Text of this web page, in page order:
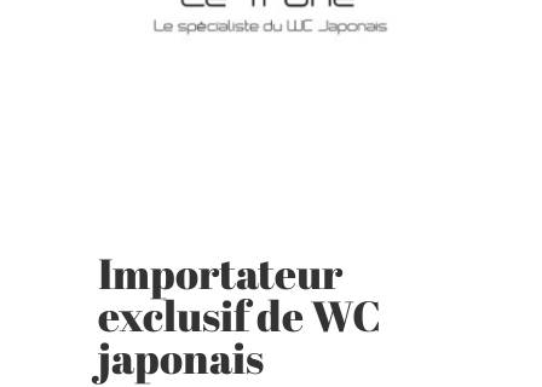
Importateur
exclusif de WC
japonais